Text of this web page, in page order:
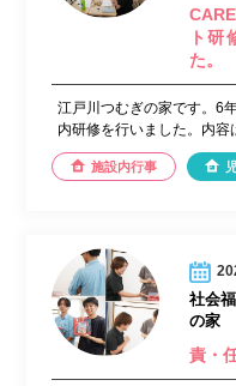
ト研
た。
江戸川つむぎの家です。6
内研修を行いました。内容
施設内行事
社会
の家
責・